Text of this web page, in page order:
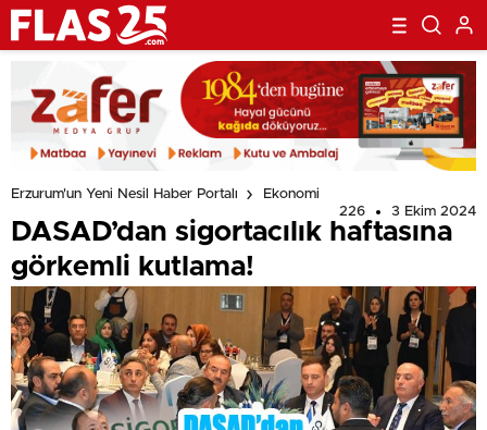
Erzurum'un Yeni Nesil Haber Portalı
Ekonomi
226
3 Ekim 2024
DASAD’dan sigortacılık haftasına
görkemli kutlama!